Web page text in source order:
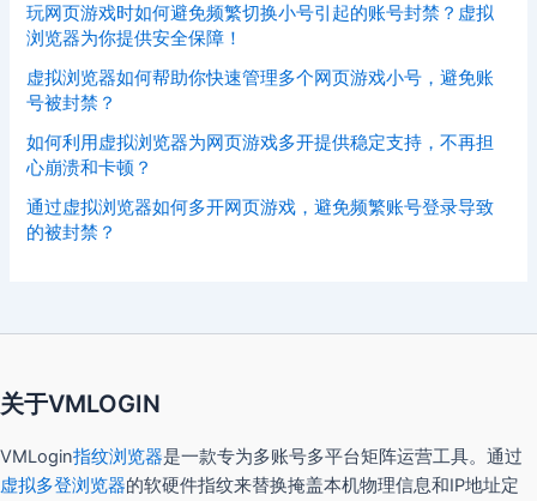
玩网页游戏时如何避免频繁切换小号引起的账号封禁？虚拟
浏览器为你提供安全保障！
虚拟浏览器如何帮助你快速管理多个网页游戏小号，避免账
号被封禁？
如何利用虚拟浏览器为网页游戏多开提供稳定支持，不再担
心崩溃和卡顿？
通过虚拟浏览器如何多开网页游戏，避免频繁账号登录导致
的被封禁？
关于VMLOGIN
VMLogin指纹浏览器是一款专为多账号多平台矩阵运营工具。通过
虚拟多登浏览器的软硬件指纹来替换掩盖本机物理信息和IP地址定